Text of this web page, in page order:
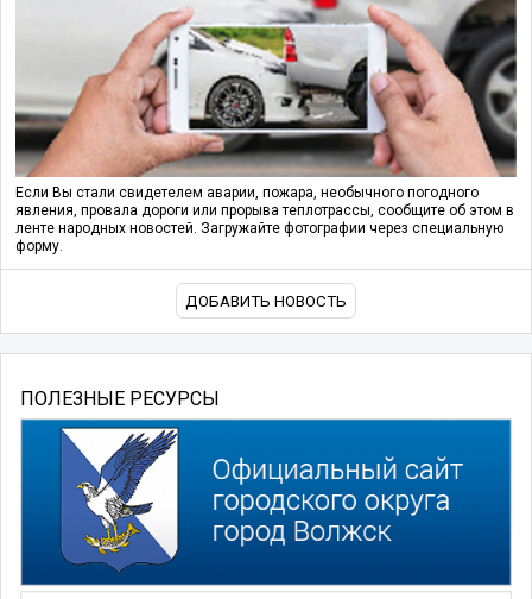
Если Вы стали свидетелем аварии, пожара, необычного погодного
явления, провала дороги или прорыва теплотрассы, сообщите об этом в
ленте народных новостей. Загружайте фотографии через специальную
форму.
ДОБАВИТЬ НОВОСТЬ
ПОЛЕЗНЫЕ РЕСУРСЫ